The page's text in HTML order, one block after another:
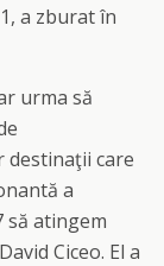
a zburat în
urma să
destinaţii care
a
să atingem
Ciceo. El a